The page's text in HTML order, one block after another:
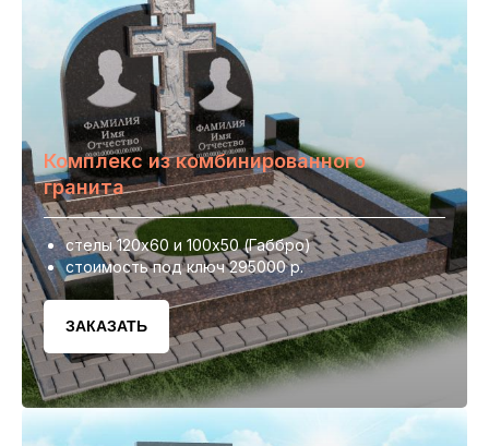
Комплекс из комбинированного
гранита
стелы 120х60 и 100х50 (Габбро)
стоимость под ключ 295000 р.
ЗАКАЗАТЬ